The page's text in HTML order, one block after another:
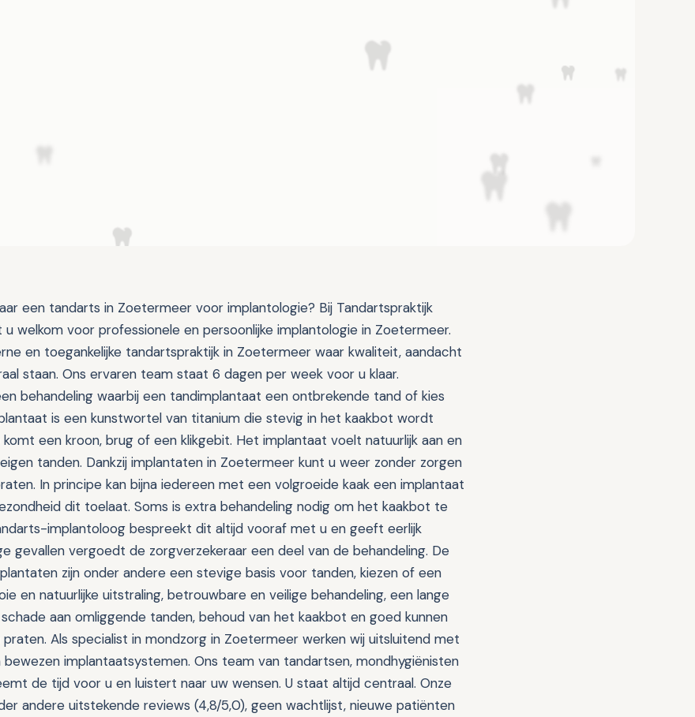
een tandarts in Zoetermeer voor implantologie? Bij Tandartspraktijk
welkom voor professionele en persoonlijke implantologie in Zoetermeer.
en toegankelijke tandartspraktijk in Zoetermeer waar kwaliteit, aandacht
staan. Ons ervaren team staat 6 dagen per week voor u klaar.
behandeling waarbij een tandimplantaat een ontbrekende tand of kies
is een kunstwortel van titanium die stevig in het kaakbot wordt
een kroon, brug of een klikgebit. Het implantaat voelt natuurlijk aan en
tanden. Dankzij implantaten in Zoetermeer kunt u weer zonder zorgen
In principe kan bijna iedereen met een volgroeide kaak een implantaat
dit toelaat. Soms is extra behandeling nodig om het kaakbot te
implantoloog bespreekt dit altijd vooraf met u en geeft eerlijk
gevallen vergoedt de zorgverzekeraar een deel van de behandeling. De
zijn onder andere een stevige basis voor tanden, kiezen of een
en natuurlijke uitstraling, betrouwbare en veilige behandeling, een lange
aan omliggende tanden, behoud van het kaakbot en goed kunnen
praten. Als specialist in mondzorg in Zoetermeer werken wij uitsluitend met
implantaatsystemen. Ons team van tandartsen, mondhygiënisten
de tijd voor u en luistert naar uw wensen. U staat altijd centraal. Onze
andere uitstekende reviews (4,8/5,0), geen wachtlijst, nieuwe patiënten